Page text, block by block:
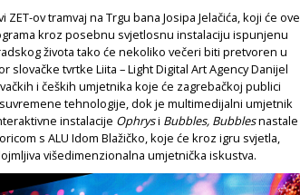
ov tramvaj na Trgu bana Josipa Jelačića, koji će ove
kroz posebnu svjetlosnu instalaciju ispunjenu
života tako će nekoliko večeri biti pretvoren u
tvrtke Liita – Light Digital Art Agency Danijel
i čeških umjetnika koje će zagrebačkoj publici
tehnologije, dok je multimedijalni umjetnik
instalacije Ophrysi Bubbles, Bubblesnastale
s ALU Idom Blažičko, koje će kroz igru svjetla,
višedimenzionalna umjetnička iskustva.